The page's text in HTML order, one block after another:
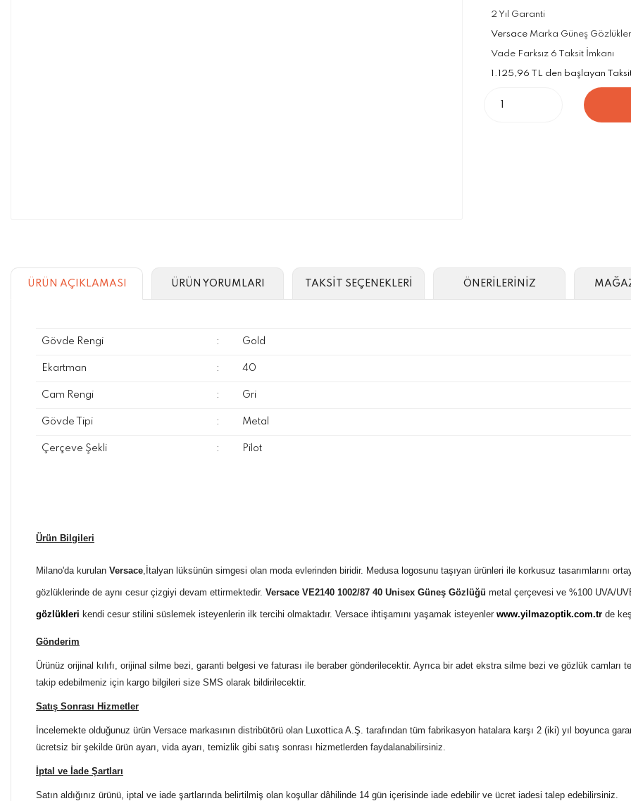
2 Yıl Garanti
Versace Marka Güneş
Vade Farksız 6 Taksit İmkanı
1.125,96 TL den başlayan Taksit
ÜRÜN AÇIKLAMASI ÜRÜN YORUMLARI TAKSİT SEÇENEKLERİ ÖNERİLERİNİZ
Gövde Rengi : Gold
Ekartman : 40
Cam Rengi : Gri
Gövde Tipi : Metal
Çerçeve Şekli : Pilot
Ürün Bilgileri
Milano'da kurulan Versace,İtalyan lüksünün simgesi olan moda evlerinden biridir. Medusa logosunu taşıyan ürünleri ile korkusuz tasarımlarını
gözlüklerinde de aynı cesur çizgiyi devam ettirmektedir. Versace VE2140 1002/87 40 Unisex Güneş Gözlüğü metal çerçevesi ve %100 UVA/
gözlükleri kendi cesur stilini süslemek isteyenlerin ilk tercihi olmaktadır. Versace ihtişamını yaşamak isteyenler www.yilmazoptik.com.tr de
Gönderim
Ürünüz orijinal kılıfı, orijinal silme bezi, garanti belgesi ve faturası ile beraber gönderilecektir. Ayrıca bir adet ekstra silme bezi ve gözlük
takip edebilmeniz için kargo bilgileri size SMS olarak bildirilecektir.
Satış Sonrası Hizmetler
İncelemekte olduğunuz ürün Versace markasının distribütörü olan Luxottica A.Ş. tarafından tüm fabrikasyon hatalara karşı 2 (iki) yıl boyunca
ücretsiz bir şekilde ürün ayarı, vida ayarı, temizlik gibi satış sonrası hizmetlerden faydalanabilirsiniz.
İptal ve İade Şartları
Satın aldığınız ürünü, iptal ve iade şartlarında belirtilmiş olan koşullar dâhilinde 14 gün içerisinde iade edebilir ve ücret iadesi talep edebilirsiniz.